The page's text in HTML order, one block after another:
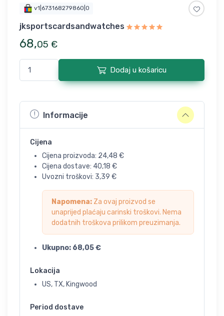
v1|673168279860|0
jksportscardsandwatches
68,05 €
Dodaj u košaricu
Informacije
Cijena
Cijena proizvoda: 24,48 €
Cijena dostave: 40,18 €
Uvozni troškovi: 3,39 €
Napomena: Za ovaj proizvod se
unaprijed plaćaju carinski troškovi. Nema
dodatnih troškova prilikom preuzimanja.
Ukupno: 68,05€
Lokacija
US, TX, Kingwood
Period dostave